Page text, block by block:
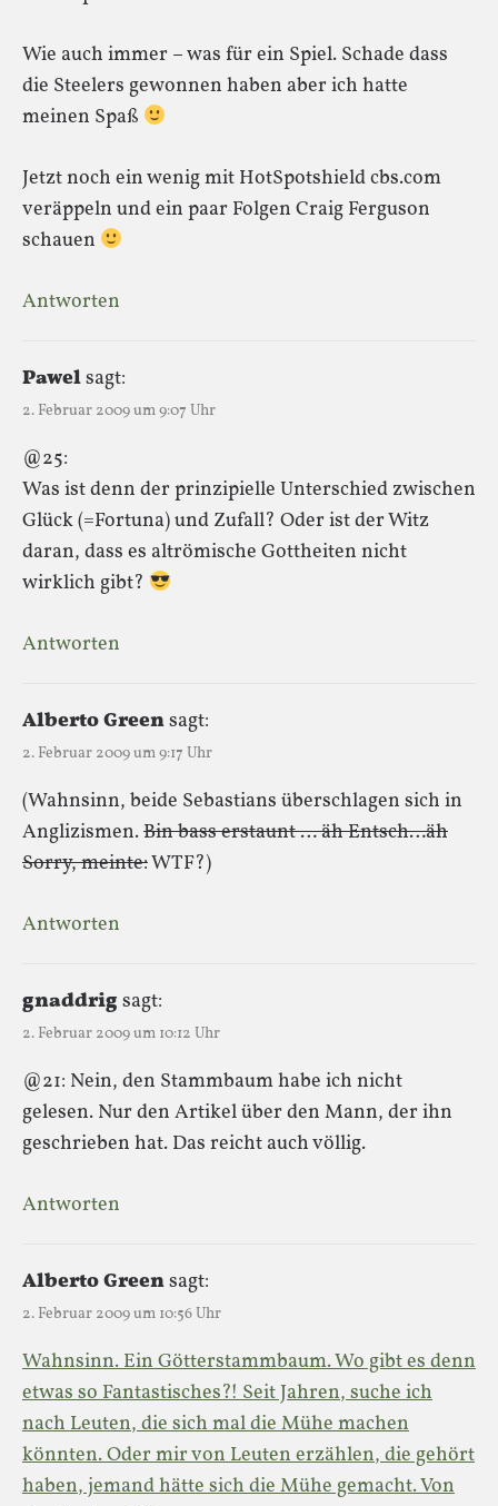
Wie auch immer – was für ein Spiel. Schade dass
die Steelers gewonnen haben aber ich hatte
meinen Spaß
Jetzt noch ein wenig mit HotSpotshield cbs.com
veräppeln und ein paar Folgen Craig Ferguson
schauen
Antworten
Pawelsagt:
2. Februar 2009 um 9:07 Uhr
@25:
Was ist denn der prinzipielle Unterschied zwischen
Glück (=Fortuna) und Zufall? Oder ist der Witz
daran, dass es altrömische Gottheiten nicht
wirklich gibt?
Antworten
Alberto Greensagt:
2. Februar 2009 um 9:17 Uhr
(Wahnsinn, beide Sebastians überschlagen sich in
Anglizismen.Bin bass erstaunt … äh Entsch…äh
Sorry, meinte:WTF?)
Antworten
gnaddrigsagt:
2. Februar 2009 um 10:12 Uhr
@21: Nein, den Stammbaum habe ich nicht
gelesen. Nur den Artikel über den Mann, der ihn
geschrieben hat. Das reicht auch völlig.
Antworten
Alberto Greensagt:
2. Februar 2009 um 10:56 Uhr
Wahnsinn. Ein Götterstammbaum. Wo gibt es denn
etwas so Fantastisches?! Seit Jahren, suche ich
nach Leuten, die sich mal die Mühe machen
könnten. Oder mir von Leuten erzählen, die gehört
haben, jemand hätte sich die Mühe gemacht. Von